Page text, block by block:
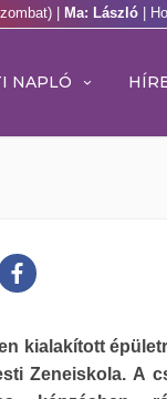
| Ma: László |
NAPLÓ
kialakított
Zeneiskola. A